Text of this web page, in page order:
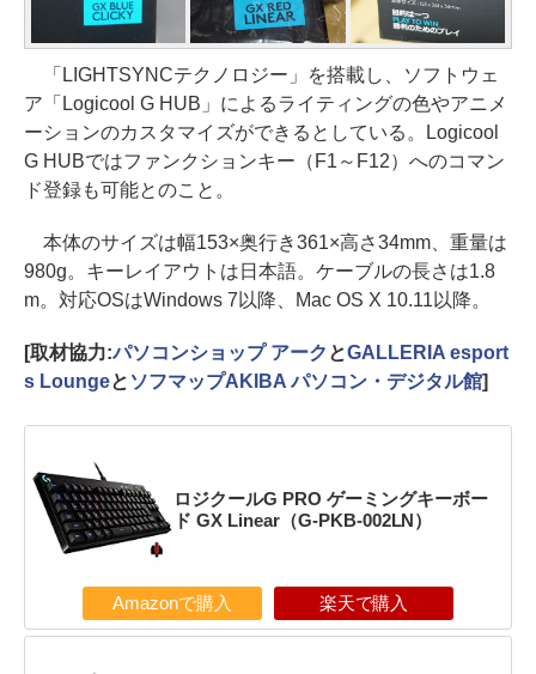
「LIGHTSYNCテクノロジー」を搭載し、ソフトウェ
ア「Logicool G HUB」によるライティングの色やアニメ
ーションのカスタマイズができるとしている。Logicool
G HUBではファンクションキー（F1～F12）へのコマン
ド登録も可能とのこと。
本体のサイズは幅153×奥行き361×高さ34mm、重量は
980g。キーレイアウトは日本語。ケーブルの長さは1.8
m。対応OSはWindows 7以降、Mac OS X 10.11以降。
[取材協力:パソコンショップ アーク とGALLERIA esport
s Loungeと ソフマップAKIBA パソコン・デジタル館]
ロジクールG PRO ゲーミングキーボー
ド GX Linear（G-PKB-002LN）
Amazonで購入 楽天で購入